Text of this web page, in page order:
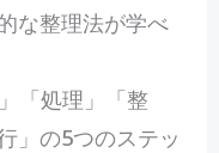
な整理法が学べ
「処理」「整
」の5つのステッ